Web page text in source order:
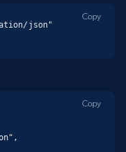
json"
Copy
Copy